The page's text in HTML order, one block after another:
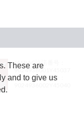
JASRAC許諾番号：
9024936001Y45037
JASRAC許諾番号：
These are
and to give us